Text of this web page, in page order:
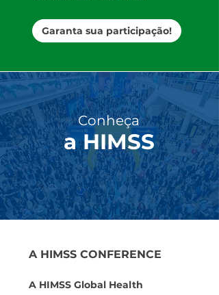
Garanta sua participação!
Conheça
a HIMSS
A HIMSS CONFERENCE
A HIMSS Global Health